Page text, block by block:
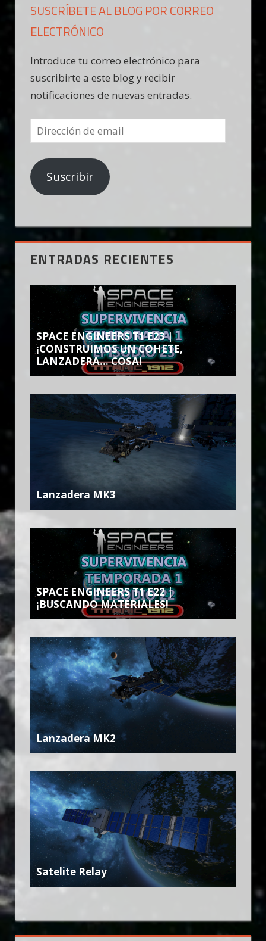
SUSCRÍBETE AL BLOG POR CORREO
ELECTRÓNICO
Introduce tu correo electrónico para
suscribirte a este blog y recibir
notificaciones de nuevas entradas.
Dirección
de
email
Suscribir
ENTRADAS RECIENTES
SPACE ENGINEERS T1 E23 |
¡CONSTRUIMOS UN COHETE,
LANZADERA… COSA!
Lanzadera MK3
SPACE ENGINEERS T1 E22 |
¡BUSCANDO MATERIALES!
Lanzadera MK2
Satelite Relay